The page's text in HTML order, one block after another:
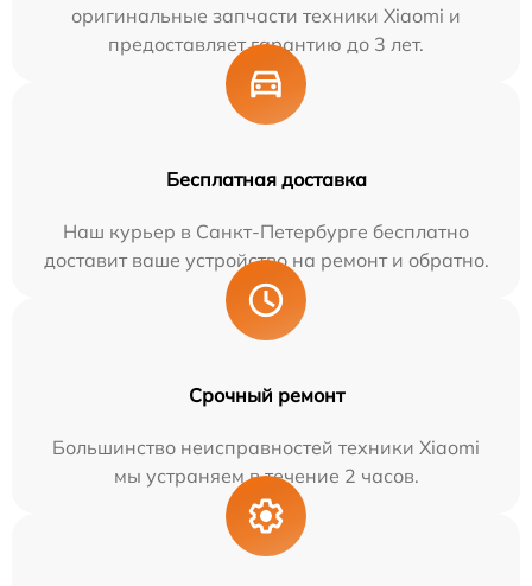
оригинальные запчасти техники Xiaomi и
предоставляет гарантию до 3 лет.
Бесплатная доставка
Наш курьер в Санкт-Петербурге бесплатно
доставит ваше устройство на ремонт и обратно.
Срочный ремонт
Большинство неисправностей техники Xiaomi
мы устраняем в течение 2 часов.